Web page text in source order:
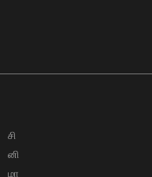
சி
னி
மா